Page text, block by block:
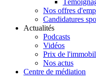
Nos offres
Candidatures
Actualités
Podcasts
Vidéos
Prix de
Nos actus
Centre de médiation